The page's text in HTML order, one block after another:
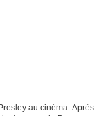
au cinéma. Après